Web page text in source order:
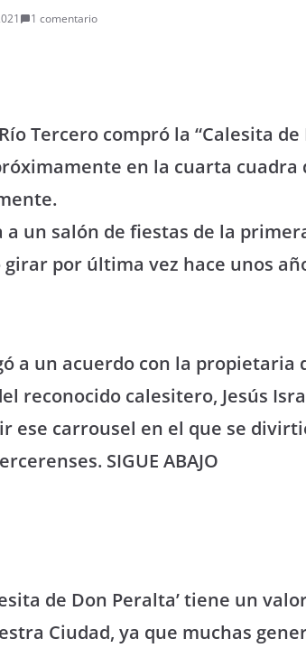
1 comentario
Tercero compró la “Calesita de
en la cuarta cuadra
un salón de fiestas de la
por última vez hace unos
a un acuerdo con la propietaria
reconocido calesitero, Jesús
ese carrousel en el que se
SIGUE ABAJO
de Don Peralta’ tiene un
Ciudad, ya que muchas